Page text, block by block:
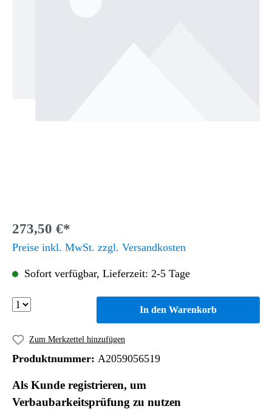
273,50 €*
Preise inkl. MwSt. zzgl. Versandkosten
Sofort verfügbar, Lieferzeit: 2-5 Tage
In den Warenkorb
Zum Merkzettel hinzufügen
Produktnummer: A2059056519
Als Kunde registrieren, um
Verbaubarkeitsprüfung zu nutzen